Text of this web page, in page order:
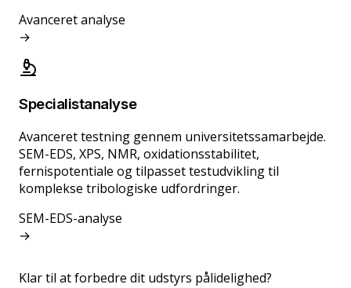
Avanceret analyse
→
Alle kritiske tribosystemer dækket
Olie- og fedtanalyse
Avanceret slidpartikelkarakterisering
Specialistanalyse
Avanceret testning gennem universitetssamarbejde.
SEM-EDS, XPS, NMR, oxidationsstabilitet,
fernispotentiale og tilpasset testudvikling til
komplekse tribologiske udfordringer.
SEM-EDS-analyse
→
Klar til at forbedre dit udstyrs pålidelighed?